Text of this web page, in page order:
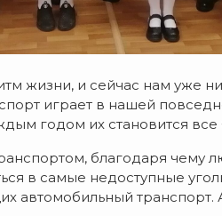
жизни, и сейчас нам уже
играет в нашей
годом их становится все
благодаря чему
в самые недоступные
автомобильный транспорт.